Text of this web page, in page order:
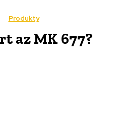
Produkty
az MK 677?